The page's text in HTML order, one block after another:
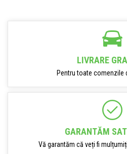
LIVRARE
Pentru toate comenzile
GARANTĂM
Vă garantăm că veți fi